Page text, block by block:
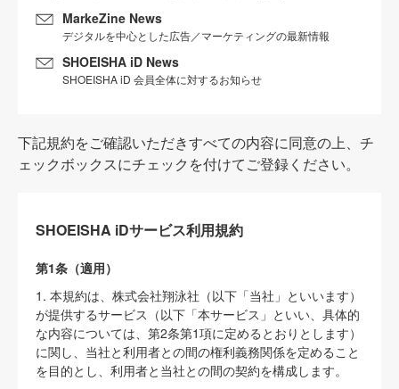
MarkeZine News
デジタルを中心とした広告／マーケティングの最新情報
SHOEISHA iD News
SHOEISHA iD 会員全体に対するお知らせ
下記規約をご確認いただきすべての内容に同意の上、チ
ェックボックスにチェックを付けてご登録ください。
SHOEISHA iDサービス利用規約
第1条（適用）
1. 本規約は、株式会社翔泳社（以下「当社」といいます）
が提供するサービス（以下「本サービス」といい、具体的
な内容については、第2条第1項に定めるとおりとします）
に関し、当社と利用者との間の権利義務関係を定めること
を目的とし、利用者と当社との間の契約を構成します。